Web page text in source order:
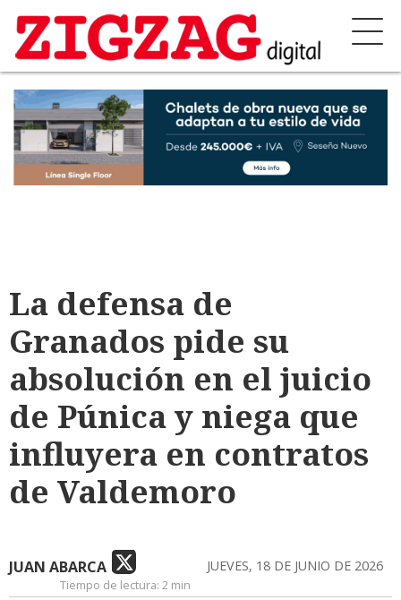
La defensa de
Granados pide su
absolución en el juicio
de Púnica y niega que
influyera en contratos
de Valdemoro
JUAN ABARCA JUEVES, 18 DE JUNIO DE 2026
Tiempo de lectura: 2 min